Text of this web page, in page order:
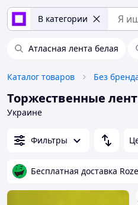
В категории
Атласная лента белая
Каталог товаров Без
Торжественные
Украине
Фильтры
Бесплатная доставка